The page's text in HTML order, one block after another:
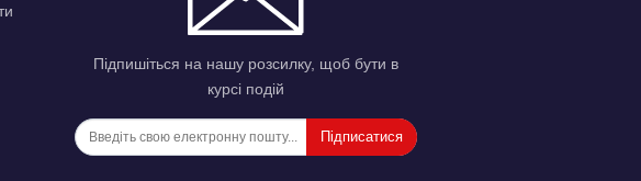
Підпишіться на нашу розсилку, щоб бути в
курсі подій
Підписатися